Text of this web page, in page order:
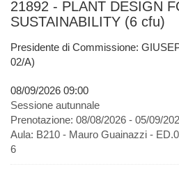
21892 - PLANT DESIGN
SUSTAINABILITY (6 cfu)
Presidente di Commissione:
02/A)
08/09/2026 09:00
Sessione autunnale
Prenotazione: 08/08/2026 - 05/09/
Aula: B210 - Mauro Guainazzi -
6